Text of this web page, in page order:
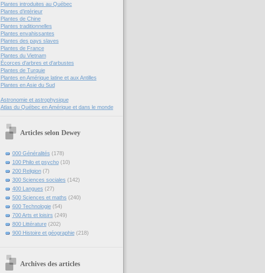
Plantes introduites au Québec
Plantes d’intérieur
Plantes de Chine
Plantes traditionnelles
Plantes envahissantes
Plantes des pays slaves
Plantes de France
Plantes du Vietnam
Écorces d'arbres et d'arbustes
Plantes de Turquie
Plantes en Amérique latine et aux Antilles
Plantes en Asie du Sud
Astronomie et astrophysique
Atlas du Québec en Amérique et dans le monde
Articles selon Dewey
000 Généralités (178)
100 Philo et psycho (10)
200 Religion (7)
300 Sciences sociales (142)
400 Langues (27)
500 Sciences et maths (240)
600 Technologie (54)
700 Arts et loisirs (249)
800 Littérature (202)
900 Histoire et géographie (218)
Archives des articles